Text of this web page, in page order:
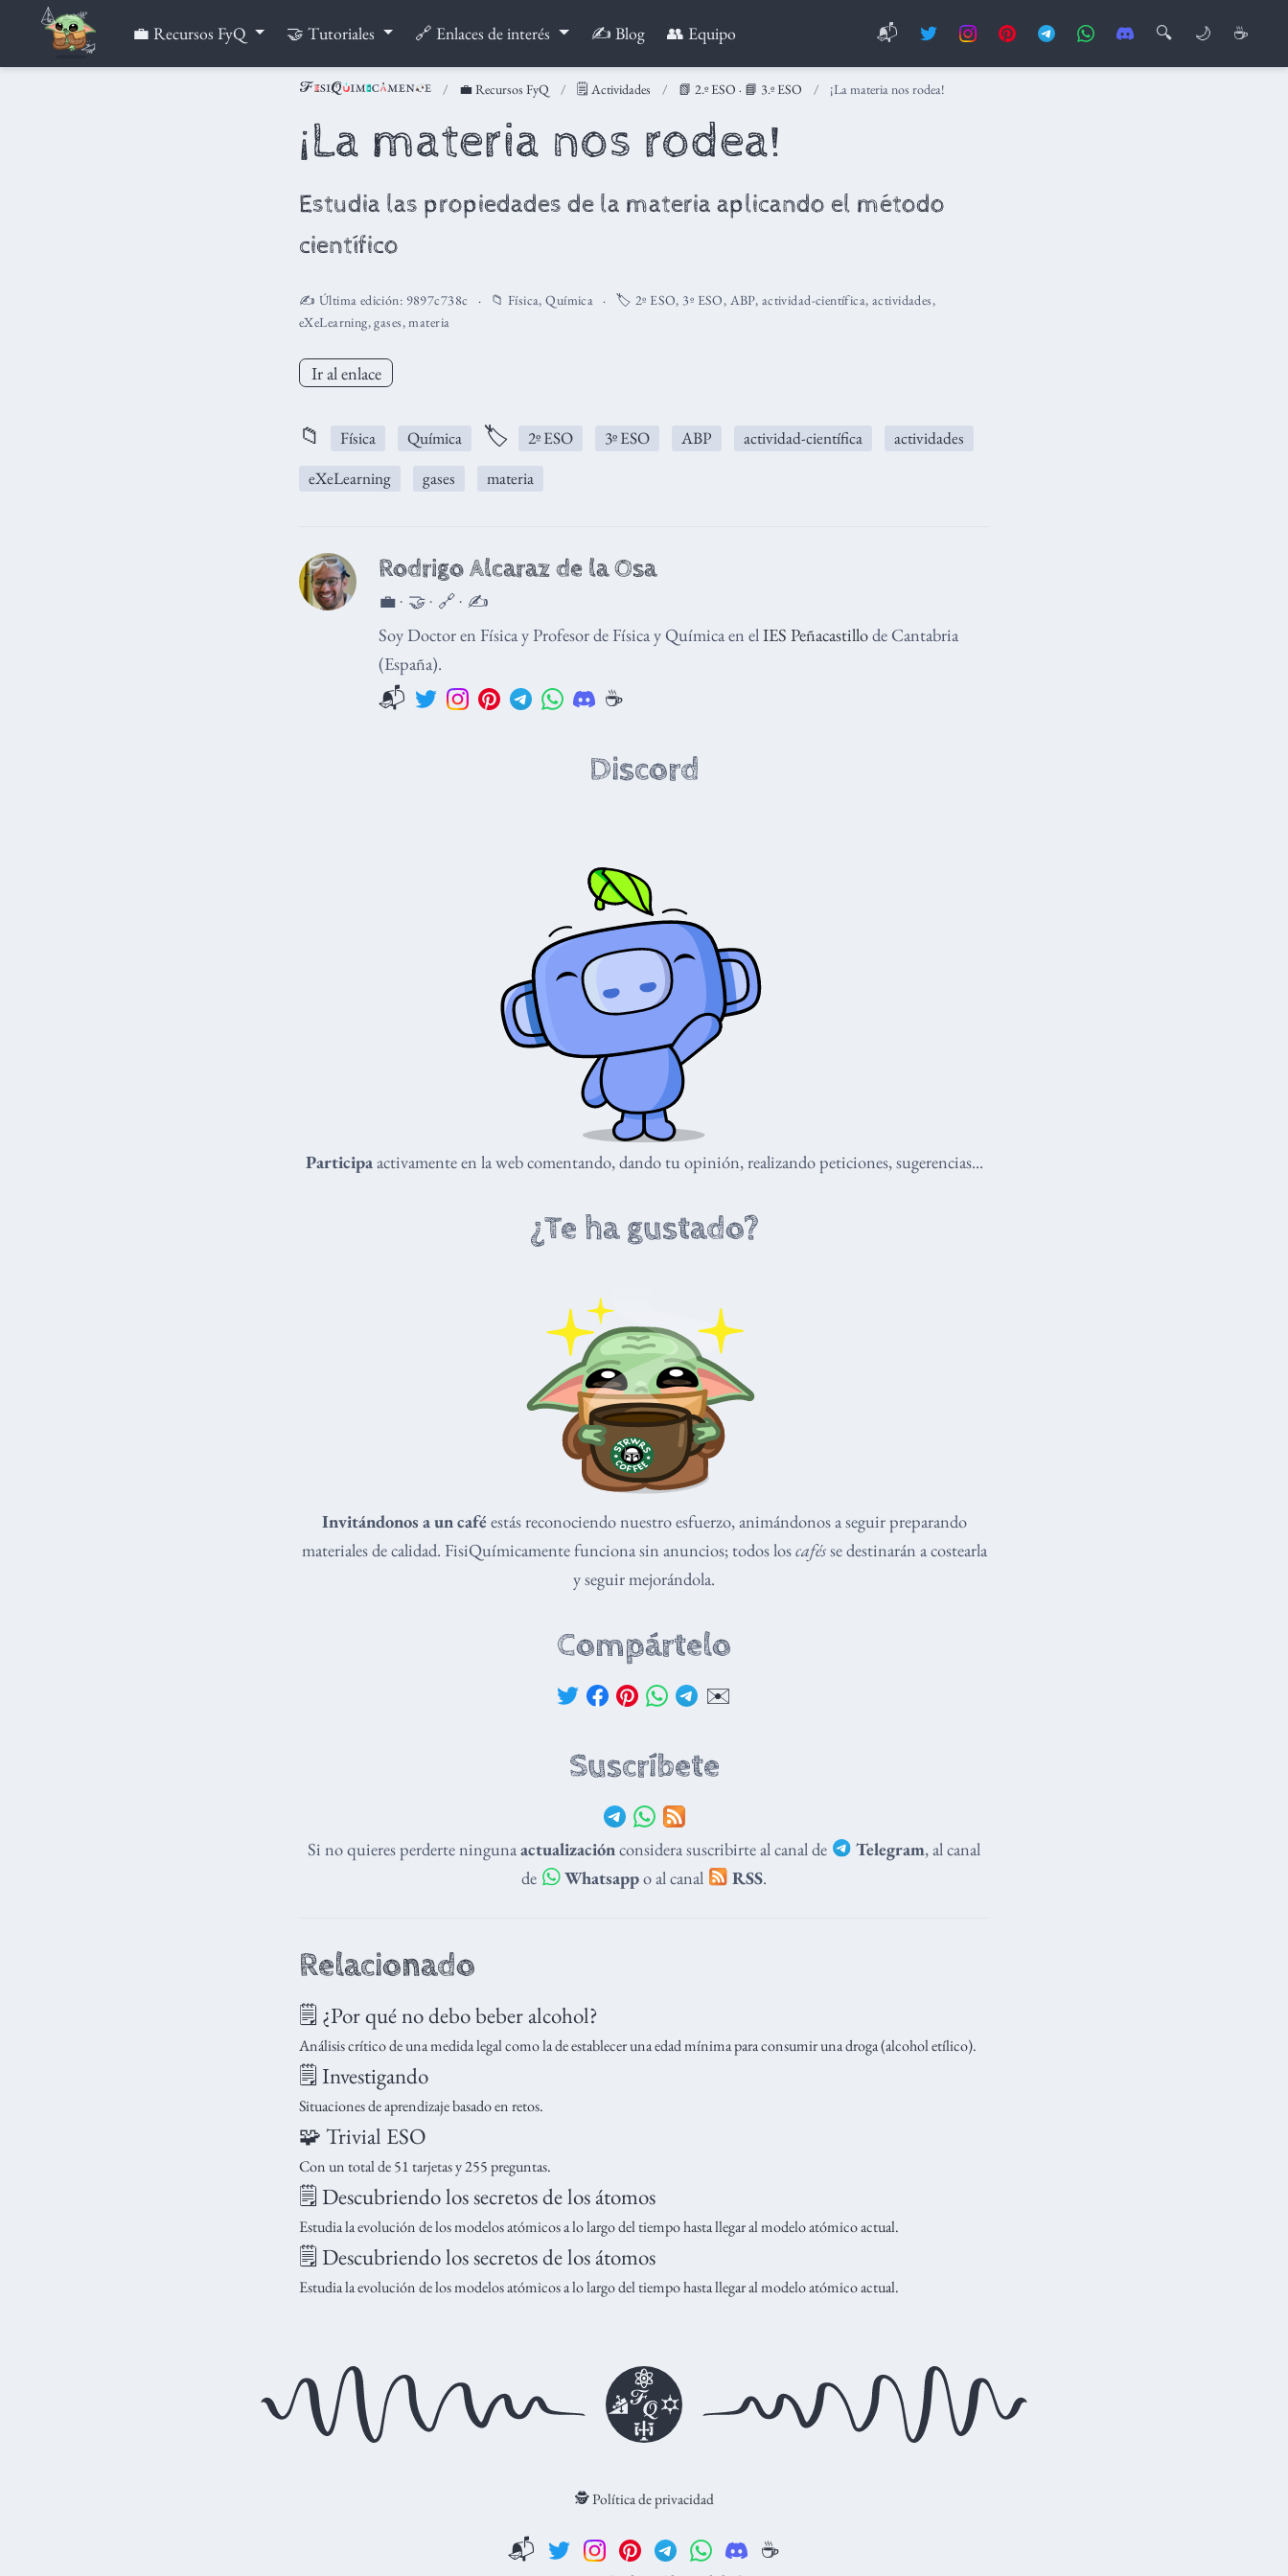
💼 Recursos FyQ 🤝 Tutoriales 🔗 Enlaces de interés ✍️ Blog 👥 Equipo 📬 🔍 🌙 ☕
💼 Recursos FyQ 🗒️ Actividades 📗 2.º ESO · 📘 3.º ESO ¡La materia nos rodea!
¡La materia nos rodea!
Estudia las propiedades de la materia aplicando el método
científico
✍️ Última edición: 9897c738c 📁 Física,Química 🏷️ 2º ESO, 3º ESO, ABP, actividad-científica, actividades,
eXeLearning,gases, materia
Ir al enlace
📁 Física Química 🏷️ 2º ESO 3º ESO ABP actividad-científica
actividades
eXeLearning
gases materia
Rodrigo Alcaraz de la Osa
💼 · 🤝 · 🔗 · ✍️
Soy Doctor en Física y Profesor de Física y Química en elIES Peñacastillode Cantabria
(España).
📬 ☕️
Discord
Participaactivamente en la web comentando, dando tu opinión, realizando peticiones, sugerencias...
¿Te ha gustado?
Invitándonos a un caféestás reconociendo nuestro esfuerzo, animándonos a seguir preparando
materiales de calidad. FisiQuímicamente funciona sin anuncios; todos loscafésse destinarán a costearla
y seguir mejorándola.
Compártelo
✉️
Suscríbete
Si no quieres perderte ningunaactualizaciónconsidera suscribirte al canal de Telegram, al canal
de
Whatsappo al canal RSS.
Relacionado
🗒️ ¿Por qué no debo beber alcohol?
Análisis crítico de una medida legal como la de establecer una edad mínima para consumir una droga (alcohol etílico).
🗒️ Investigando
Situaciones de aprendizaje basado en retos.
🧩 Trivial ESO
Con un total de 51 tarjetas y 255 preguntas.
🗒️ Descubriendo los secretos de los átomos
Estudia la evolución de los modelos atómicos a lo largo del tiempo hasta llegar al modelo atómico actual.
🗒️ Descubriendo los secretos de los átomos
Estudia la evolución de los modelos atómicos a lo largo del tiempo hasta llegar al modelo atómico actual.
🕵️ Política de privacidad
📬 ☕️